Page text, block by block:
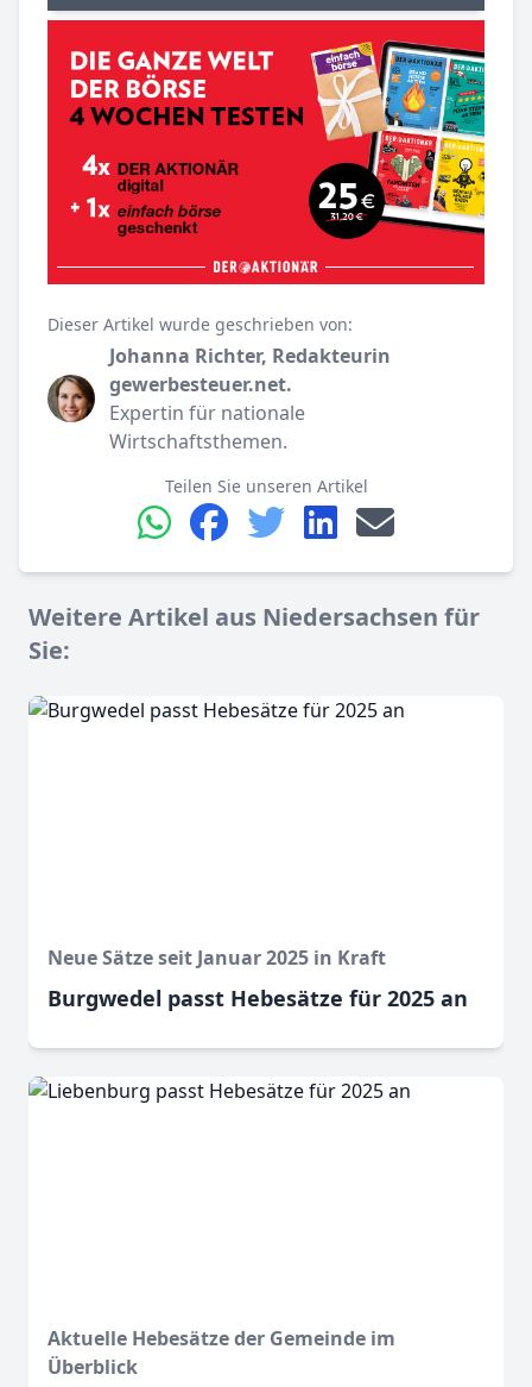
Dieser Artikel wurde geschrieben von:
Johanna Richter, Redakteurin
gewerbesteuer.net.
Expertin für nationale
Wirtschaftsthemen.
Teilen Sie unseren Artikel
Weitere Artikel aus Niedersachsen für
Sie:
Neue Sätze seit Januar 2025 in Kraft
Burgwedel passt Hebesätze für 2025 an
Aktuelle Hebesätze der Gemeinde im
Überblick